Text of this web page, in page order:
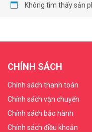
THCS
THIẾT
BỊ
DẠY
Không tìm thấy sản
CHÍNH SÁCH
Chính sách thanh toán
Chính sách vận chuyển
Chính sách bảo hành
Chính sách điều khoản